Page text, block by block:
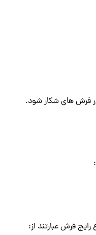
فرش های شکار شود.
فرش عبارتند از: